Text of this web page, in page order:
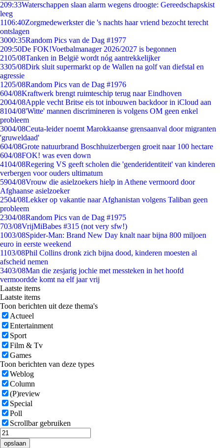
209:33Waterschappen slaan alarm wegens droogte: Gereedschapskist
leeg
1106:40Zorgmedewerkster die 's nachts haar vriend bezocht terecht
ontslagen
3000:35Random Pics van de Dag #1977
209:50De FOK!Voetbalmanager 2026/2027 is begonnen
2105/08Tanken in België wordt nóg aantrekkelijker
3305/08Dirk sluit supermarkt op de Wallen na golf van diefstal en
agressie
1205/08Random Pics van de Dag #1976
604/08Kraftwerk brengt ruimteschip terug naar Eindhoven
2004/08Apple vecht Britse eis tot inbouwen backdoor in iCloud aan
8104/08'Witte' mannen discrimineren is volgens OM geen enkel
probleem
3004/08Ceuta-leider noemt Marokkaanse grensaanval door migranten
'gruweldaad'
604/08Grote natuurbrand Boschhuizerbergen groeit naar 100 hectare
604/08FOK! was even down
4104/08Regering VS geeft scholen die 'genderidentiteit' van kinderen
verbergen voor ouders ultimatum
5904/08Vrouw die asielzoekers hielp in Athene vermoord door
Afghaanse asielzoeker
2504/08Lekker op vakantie naar Afghanistan volgens Taliban geen
probleem
2304/08Random Pics van de Dag #1975
703/08VrijMiBabes #315 (not very sfw!)
1003/08Spider-Man: Brand New Day knalt naar bijna 800 miljoen
euro in eerste weekend
1103/08Phil Collins dronk zich bijna dood, kinderen moesten al
afscheid nemen
3403/08Man die zesjarig jochie met messteken in het hoofd
vermoordde komt na elf jaar vrij
Laatste items
Laatste items
Toon berichten uit deze thema's
Actueel
Entertainment
Sport
Film & Tv
Games
Toon berichten van deze types
Weblog
Column
(P)review
Special
Poll
Scrollbar gebruiken
opslaan